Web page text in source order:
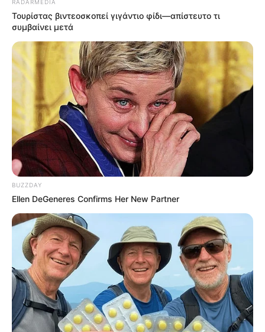
RADARMEDIA
Τουρίστας βιντεοσκοπεί γιγάντιο φίδι—απίστευτο τι
συμβαίνει μετά
BUZZDAY
Ellen DeGeneres Confirms Her New Partner